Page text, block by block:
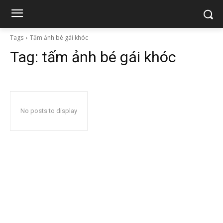
Tags Tấm ảnh bé gái khóc
Tag: tấm ảnh bé gái khóc
No posts to display